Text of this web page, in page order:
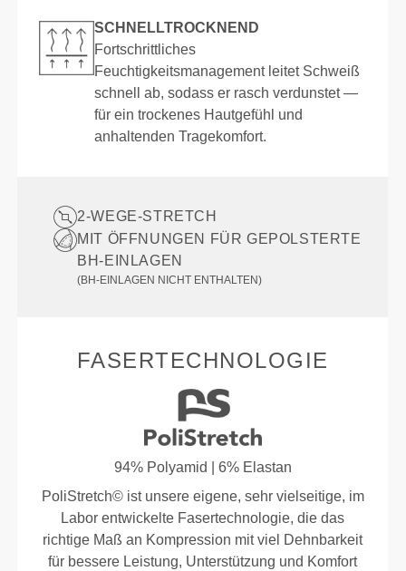
SCHNELLTROCKNEND
Fortschrittliches
Feuchtigkeitsmanagement leitet Schweiß
schnell ab, sodass er rasch verdunstet —
für ein trockenes Hautgefühl und
anhaltenden Tragekomfort.
2-WEGE-STRETCH
MIT ÖFFNUNGEN FÜR GEPOLSTERTE
BH-EINLAGEN
(BH-EINLAGEN NICHT ENTHALTEN)
FASERTECHNOLOGIE
94% Polyamid | 6% Elastan
PoliStretch© ist unsere eigene, sehr vielseitige, im
Labor entwickelte Fasertechnologie, die das
richtige Maß an Kompression mit viel Dehnbarkeit
für bessere Leistung, Unterstützung und Komfort